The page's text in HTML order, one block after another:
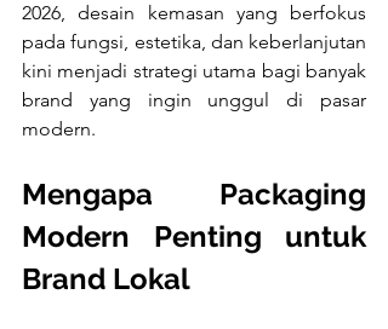
2026, desain kemasan yang berfokus
pada fungsi, estetika, dan keberlanjutan
kini menjadi strategi utama bagi banyak
brand yang ingin unggul di pasar
modern.
Mengapa Packaging
Modern Penting untuk
Brand Lokal